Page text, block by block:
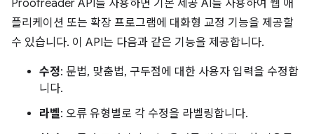
Proofreader API를 사용하면 기본 제공 AI를 사용하여 웹 애
플리케이션 또는 확장 프로그램에 대화형 교정 기능을 제공할
수 있습니다. 이 API는 다음과 같은 기능을 제공합니다.
수정: 문법, 맞춤법, 구두점에 대한 사용자 입력을 수정합
니다.
라벨: 오류 유형별로 각 수정을 라벨링합니다.